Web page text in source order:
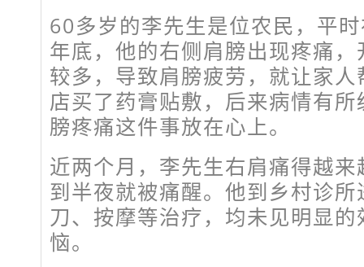
60多岁的李先生是位农民，平
年底，他的右侧肩膀出现疼痛
较多，导致肩膀疲劳，就让家
店买了药膏贴敷，后来病情有
膀疼痛这件事放在心上。
近两个月，李先生右肩痛得越
到半夜就被痛醒。他到乡村诊
刀、按摩等治疗，均未见明显
恼。